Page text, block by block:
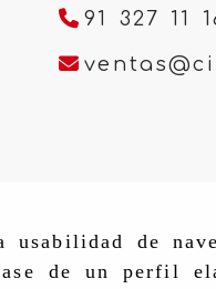
de
de un perfil
91 327 11
ventas